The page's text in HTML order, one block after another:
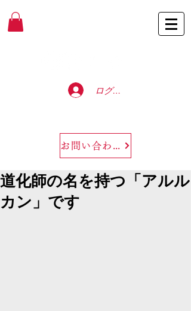
ログイン
お問い合わせ
道化師の名を持つ「アルル
カン」です